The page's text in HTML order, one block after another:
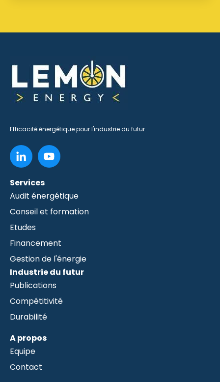
Efficacité énergétique pour l'industrie du futur
Services
Audit énergétique
Conseil et formation
Etudes
Financement
Gestion de l'énergie
Industrie du futur
Publications
Compétitivité
Durabilité
A propos
Equipe
Contact